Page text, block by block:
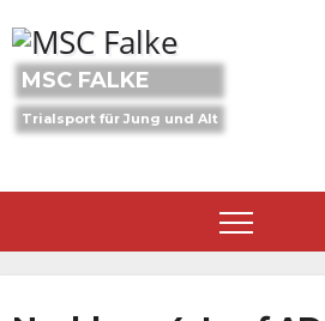
to
content
MSC FALKE
Trialsport für Jung und Alt